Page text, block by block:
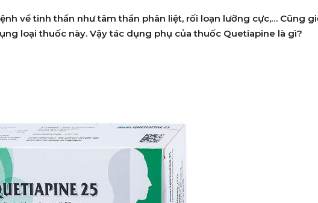
về tinh thần như tâm thần phân liệt, rối loạn lưỡng cực,… Cũng
loại thuốc này. Vậy tác dụng phụ của thuốc Quetiapine là gì?